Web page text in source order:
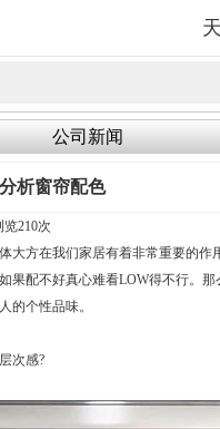
公司新闻
析窗帘配色
览210次
大方在我们家居有着非常重要的
果配不好真心难看LOW得不行。
的个性品味。
次感?